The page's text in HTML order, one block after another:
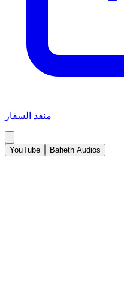
منقذ السقار
YouTube Baheth Audios